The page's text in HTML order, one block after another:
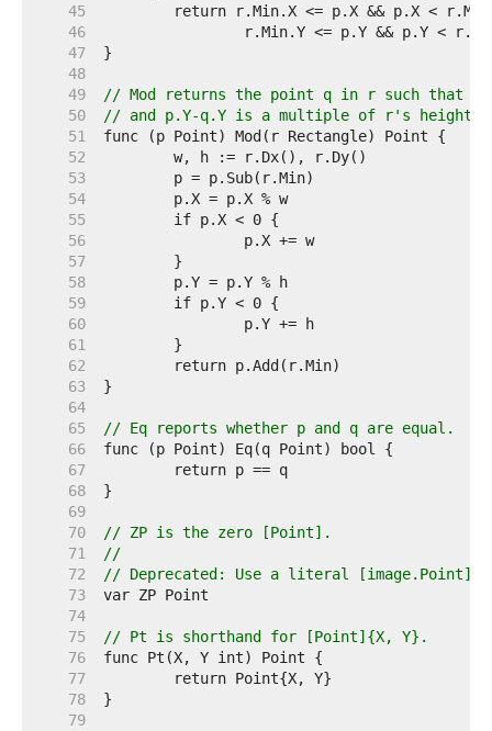
    45
    46
    47
    48
    49
// Mod returns the point q in r such that
    50
// and p.Y-q.Y is a multiple of r's height.
    51
    52
    53
    54
    55
    56
    57
    58
    59
    60
    61
    62
    63
    64
    65
// Eq reports whether p and q are equal.
    66
    67
    68
    69
    70
// ZP is the zero [Point].
    71
//
    72
// Deprecated: Use a literal [image.Point]
    73
    74
    75
// Pt is shorthand for [Point]{X, Y}.
    76
    77
    78
    79